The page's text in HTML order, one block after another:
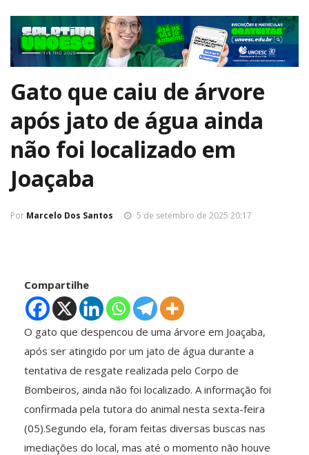
Gato que caiu de árvore
após jato de água ainda
não foi localizado em
Joaçaba
Por Marcelo Dos Santos 5 de setembro de 2025 20:17
Compartilhe
O gato que despencou de uma árvore em Joaçaba,
após ser atingido por um jato de água durante a
tentativa de resgate realizada pelo Corpo de
Bombeiros, ainda não foi localizado. A informação foi
confirmada pela tutora do animal nesta sexta-feira
(05).Segundo ela, foram feitas diversas buscas nas
imediações do local, mas até o momento não houve